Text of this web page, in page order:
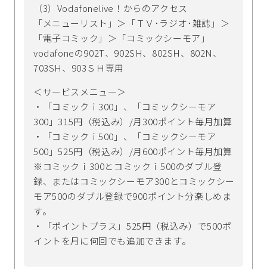
（3）Vodafonelive！からのアクセス
「メニューリスト」＞「ＴＶ･ラジオ･雑誌」＞
「電子コミック」＞「コミックシーモア」
vodafoneの902T、902SH、802SH、802N、
703SH、903ＳＨ専用
＜サービスメニュー＞
・「コミックｉ300」、「コミックシーモア
300」315円（税込み）/月300ポイント毎月加算
・「コミックｉ500」、「コミックシーモア
500」525円（税込み）/月600ポイント毎月加算
※コミックｉ300とコミックｉ500のダブル登
録、またはコミックシーモア300とコミックシー
モア500のダブル登録で900ポイント分楽しめま
す。
・「ポイントプラス」525円（税込み）で500ポ
イントを月に何回でも追加できます。